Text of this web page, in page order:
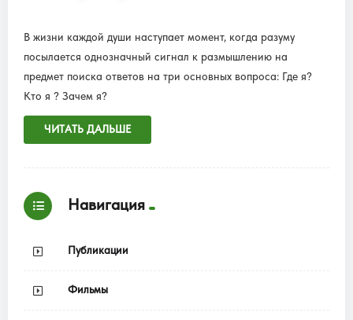
В жизни каждой души наступает момент, когда разуму
посылается однозначный сигнал к размышлению на
предмет поиска ответов на три основных вопроса: Где я?
Кто я ? Зачем я?
ЧИТАТЬ ДАЛЬШЕ
Навигация
Публикации
Фильмы